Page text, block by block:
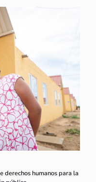
derechos humanos para la